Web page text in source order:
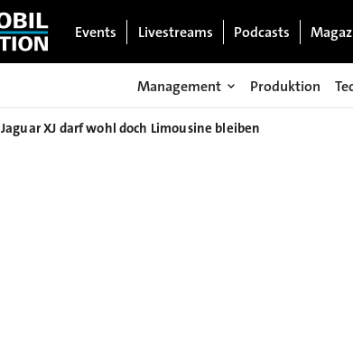
Events Livestreams Podcasts
Management Produktion
Jaguar XJ darf wohl doch Limousine bleiben